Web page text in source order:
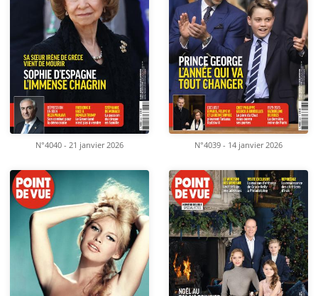
N°4040 - 21 janvier 2026 N°4039 - 14 janvier 2026